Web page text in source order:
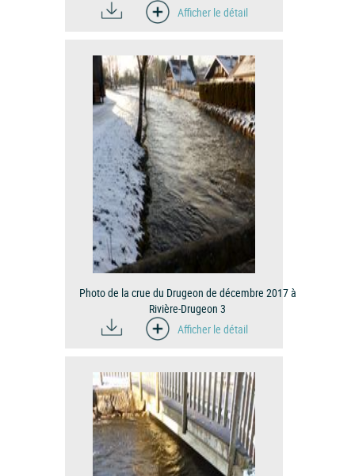
Afficher le détail
Photo de la crue du Drugeon de décembre 2017 à
Rivière-Drugeon 3
Afficher le détail